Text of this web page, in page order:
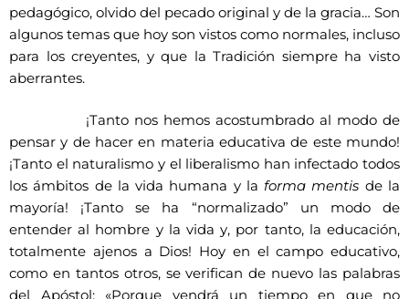
pedagógico, olvido del pecado original y de la gracia… Son
algunos temas que hoy son vistos como normales, incluso
para los creyentes, y que la Tradición siempre ha visto
aberrantes.
¡Tanto nos hemos acostumbrado al modo de
pensar y de hacer en materia educativa de este mundo!
¡Tanto el naturalismo y el liberalismo han infectado todos
los ámbitos de la vida humana y la forma mentis de la
mayoría! ¡Tanto se ha “normalizado” un modo de
entender al hombre y la vida y, por tanto, la educación,
totalmente ajenos a Dios! Hoy en el campo educativo,
como en tantos otros, se verifican de nuevo las palabras
del Apóstol: «Porque vendrá un tiempo en que no